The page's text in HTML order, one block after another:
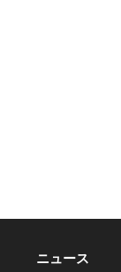
ニュース